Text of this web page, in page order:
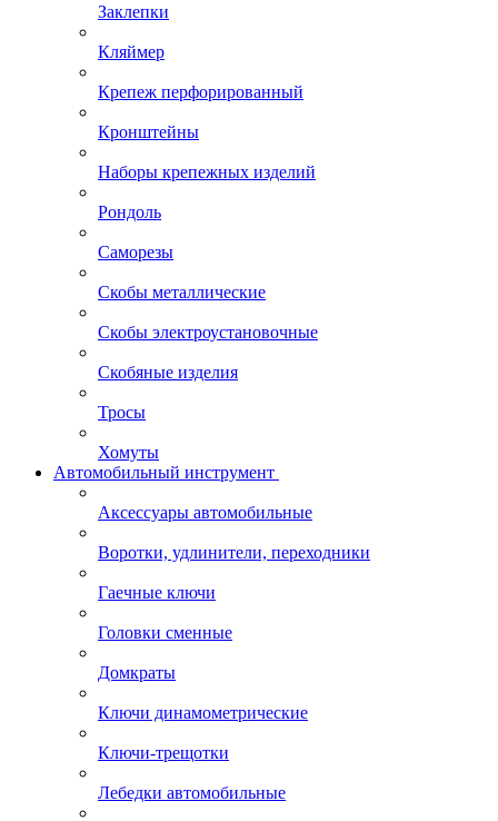
Заклепки
Кляймер
Крепеж перфорированный
Кронштейны
Наборы крепежных изделий
Рондоль
Саморезы
Скобы металлические
Скобы электроустановочные
Скобяные изделия
Тросы
Хомуты
Автомобильный инструмент
Аксессуары автомобильные
Воротки, удлинители, переходники
Гаечные ключи
Головки сменные
Домкраты
Ключи динамометрические
Ключи-трещотки
Лебедки автомобильные